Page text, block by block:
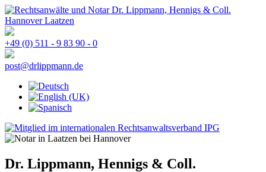
+49 (0) 511 - 9 83 90 - 0
post@drlippmann.de
Dr. Lippmann, Hennigs & Coll.